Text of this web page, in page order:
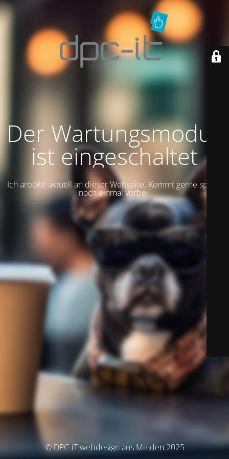
Der Wartungsmodus
ist eingeschaltet
Ich arbeite aktuell an dieser Webseite. Kommt gerne später
noch einmal vorbei.
© DPC-iT webdesign aus Minden 2025